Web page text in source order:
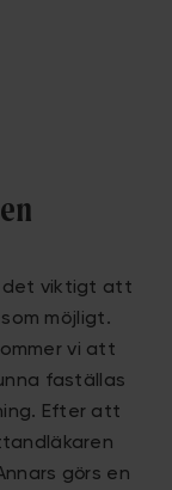
det viktigt att
möjligt.
vi att
faställas
Efter att
görs en